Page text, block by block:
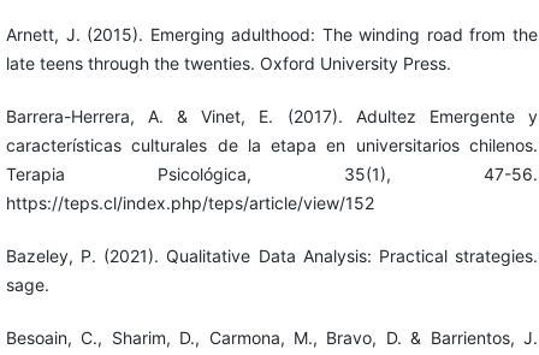
Arnett, J. (2015). Emerging adulthood: The winding road from the
late teens through the twenties. Oxford University Press.
Barrera-Herrera, A. & Vinet, E. (2017). Adultez Emergente y
características culturales de la etapa en universitarios chilenos.
Terapia Psicológica, 35(1), 47-56.
https://teps.cl/index.php/teps/article/view/152
Bazeley, P. (2021). Qualitative Data Analysis: Practical strategies.
sage.
Besoain, C., Sharim, D., Carmona, M., Bravo, D. & Barrientos, J.